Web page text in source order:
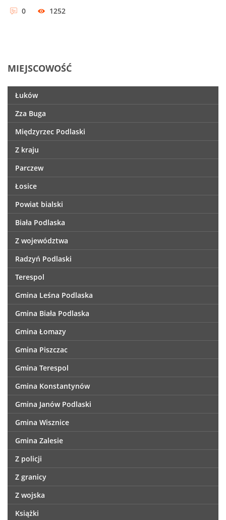
0 1252
MIEJSCOWOŚĆ
Łuków
Zza Buga
Międzyrzec Podlaski
Z kraju
Parczew
Łosice
Powiat bialski
Biała Podlaska
Z województwa
Radzyń Podlaski
Terespol
Gmina Leśna Podlaska
Gmina Biała Podlaska
Gmina Łomazy
Gmina Piszczac
Gmina Terespol
Gmina Konstantynów
Gmina Janów Podlaski
Gmina Wisznice
Gmina Zalesie
Z policji
Z granicy
Z wojska
Książki